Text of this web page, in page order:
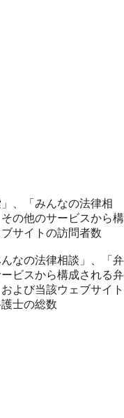
、「みんなの法律相
の他のサービスから構
サイトの訪問者数
なの法律相談」、「弁
ビスから構成される弁
よび当該ウェブサイト
士の総数